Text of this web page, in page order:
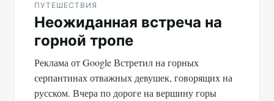
ПУТЕШЕСТВИЯ
Неожиданная встреча на
горной тропе
Реклама от Google Встретил на горных
серпантинах отважных девушек, говорящих на
русском. Вчера по дороге на вершину горы